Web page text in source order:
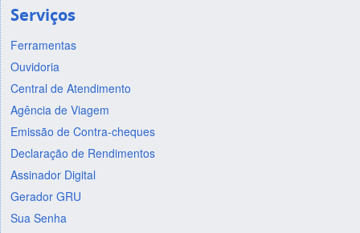
Serviços
Ferramentas
Ouvidoria
Central de Atendimento
Agência de Viagem
Emissão de Contra-cheques
Declaração de Rendimentos
Assinador Digital
Gerador GRU
Sua Senha